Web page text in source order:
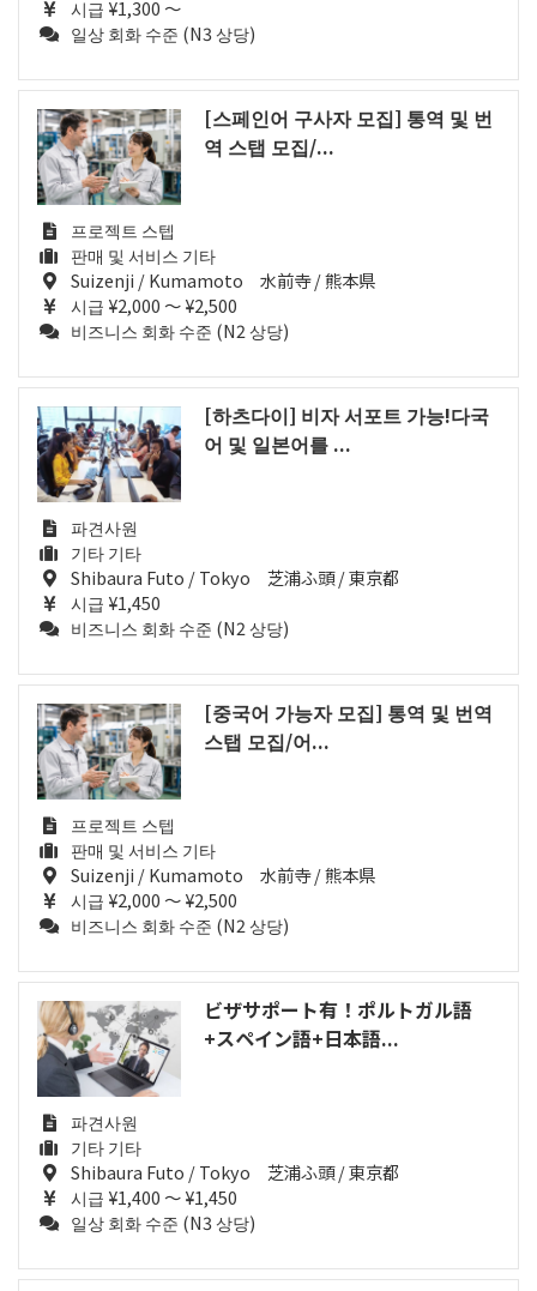
시급 ¥1,300 ～
일상 회화 수준 (N3 상당)
[스페인어 구사자 모집] 통역 및 번
역 스탭 모집/...
프로젝트 스텝
판매 및 서비스 기타
Suizenji / Kumamoto 水前寺 / 熊本県
시급 ¥2,000 ～ ¥2,500
비즈니스 회화 수준 (N2 상당)
[하츠다이] 비자 서포트 가능!다국
어 및 일본어를 ...
파견사원
기타 기타
Shibaura Futo / Tokyo 芝浦ふ頭 / 東京都
시급 ¥1,450
비즈니스 회화 수준 (N2 상당)
[중국어 가능자 모집] 통역 및 번역
스탭 모집/어...
프로젝트 스텝
판매 및 서비스 기타
Suizenji / Kumamoto 水前寺 / 熊本県
시급 ¥2,000 ～ ¥2,500
비즈니스 회화 수준 (N2 상당)
ビザサポート有！ポルトガル語
+スペイン語+日本語...
파견사원
기타 기타
Shibaura Futo / Tokyo 芝浦ふ頭 / 東京都
시급 ¥1,400 ～ ¥1,450
일상 회화 수준 (N3 상당)